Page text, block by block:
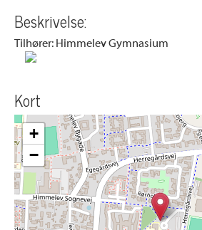
Beskrivelse:
Tilhører: Himmelev Gymnasium
Kort
+
−